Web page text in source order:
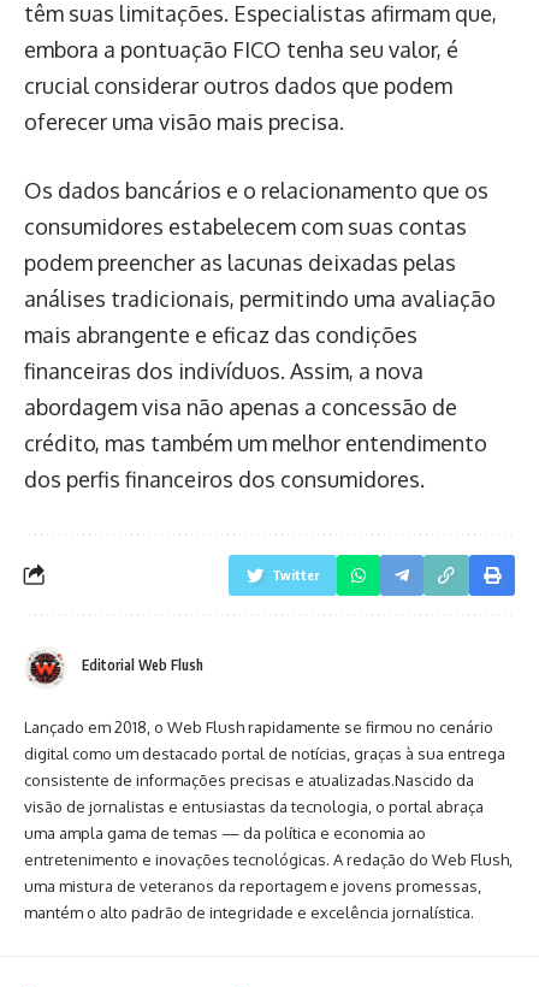
têm suas limitações. Especialistas afirmam que,
embora a pontuação FICO tenha seu valor, é
crucial considerar outros dados que podem
oferecer uma visão mais precisa.
Os dados bancários e o relacionamento que os
consumidores estabelecem com suas contas
podem preencher as lacunas deixadas pelas
análises tradicionais, permitindo uma avaliação
mais abrangente e eficaz das condições
financeiras dos indivíduos. Assim, a nova
abordagem visa não apenas a concessão de
crédito, mas também um melhor entendimento
dos perfis financeiros dos consumidores.
Twitter
Editorial Web Flush
Lançado em 2018, o Web Flush rapidamente se firmou no cenário
digital como um destacado portal de notícias, graças à sua entrega
consistente de informações precisas e atualizadas.Nascido da
visão de jornalistas e entusiastas da tecnologia, o portal abraça
uma ampla gama de temas — da política e economia ao
entretenimento e inovações tecnológicas. A redação do Web Flush,
uma mistura de veteranos da reportagem e jovens promessas,
mantém o alto padrão de integridade e excelência jornalística.